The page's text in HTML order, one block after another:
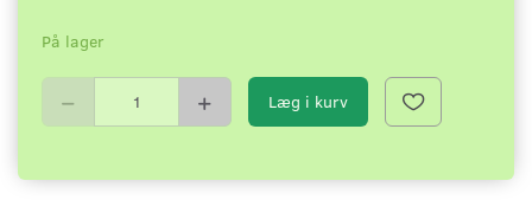
På lager
Læg i kurv